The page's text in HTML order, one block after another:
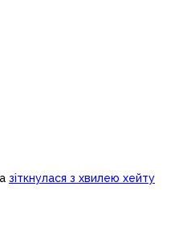
зіткнулася з хвилею хейту